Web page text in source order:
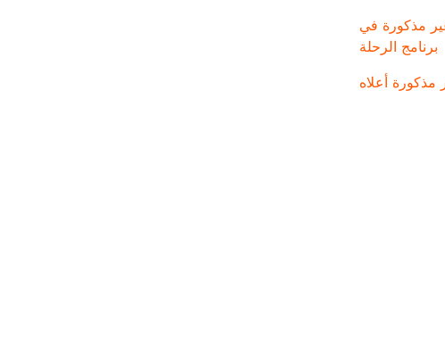
مذكورة في
برنامج الرحلة
أعلاه